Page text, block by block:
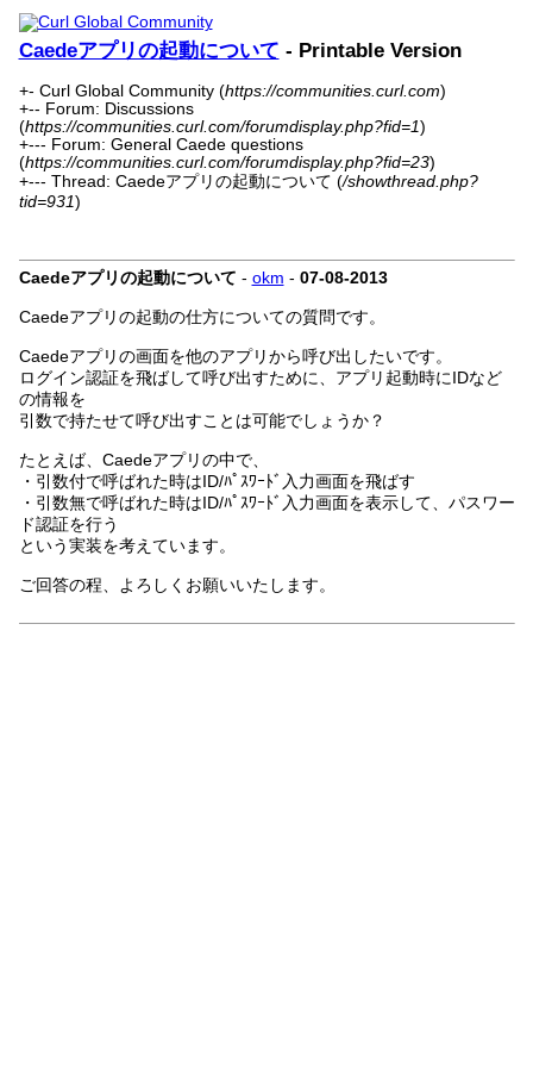
Caedeアプリの起動について - Printable Version
+- Curl Global Community (https://communities.curl.com)
+-- Forum: Discussions
(https://communities.curl.com/forumdisplay.php?fid=1)
+--- Forum: General Caede questions
(https://communities.curl.com/forumdisplay.php?fid=23)
+--- Thread: Caedeアプリの起動について (/showthread.php?
tid=931)
Caedeアプリの起動について - okm - 07-08-2013
Caedeアプリの起動の仕方についての質問です。
Caedeアプリの画面を他のアプリから呼び出したいです。
ログイン認証を飛ばして呼び出すために、アプリ起動時にIDなど
の情報を
引数で持たせて呼び出すことは可能でしょうか？
たとえば、Caedeアプリの中で、
・引数付で呼ばれた時はID/ﾊﾟｽﾜｰﾄﾞ入力画面を飛ばす
・引数無で呼ばれた時はID/ﾊﾟｽﾜｰﾄﾞ入力画面を表示して、パスワー
ド認証を行う
という実装を考えています。
ご回答の程、よろしくお願いいたします。